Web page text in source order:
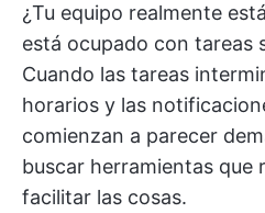
¿Tu equipo realmente
está ocupado con tareas
Cuando las tareas
horarios y las
comienzan a parecer
buscar herramientas que
facilitar las cosas.